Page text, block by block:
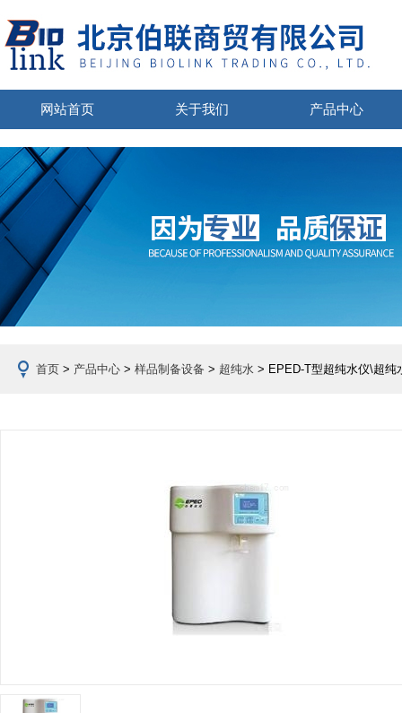
网站首页 关于我们 产品中心
首页 > 产品中心 > 样品制备设备 > 超纯水 > EPED-T型超纯水仪\超纯